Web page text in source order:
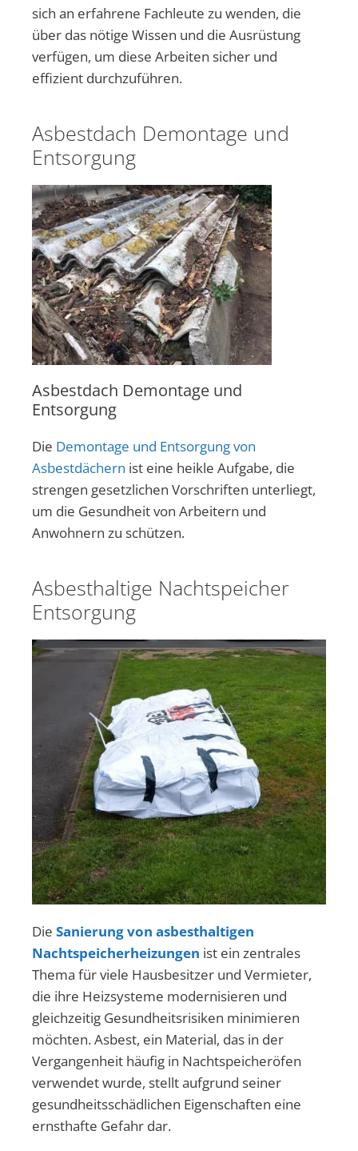
sich an erfahrene Fachleute zu wenden, die
über das nötige Wissen und die Ausrüstung
verfügen, um diese Arbeiten sicher und
effizient durchzuführen.
Asbestdach Demontage und
Entsorgung
Asbestdach Demontage und
Entsorgung
Die Demontage und Entsorgung von
Asbestdächern ist eine heikle Aufgabe, die
strengen gesetzlichen Vorschriften unterliegt,
um die Gesundheit von Arbeitern und
Anwohnern zu schützen.
Asbesthaltige Nachtspeicher
Entsorgung
Die Sanierung von asbesthaltigen
Nachtspeicherheizungen ist ein zentrales
Thema für viele Hausbesitzer und Vermieter,
die ihre Heizsysteme modernisieren und
gleichzeitig Gesundheitsrisiken minimieren
möchten. Asbest, ein Material, das in der
Vergangenheit häufig in Nachtspeicheröfen
verwendet wurde, stellt aufgrund seiner
gesundheitsschädlichen Eigenschaften eine
ernsthafte Gefahr dar.